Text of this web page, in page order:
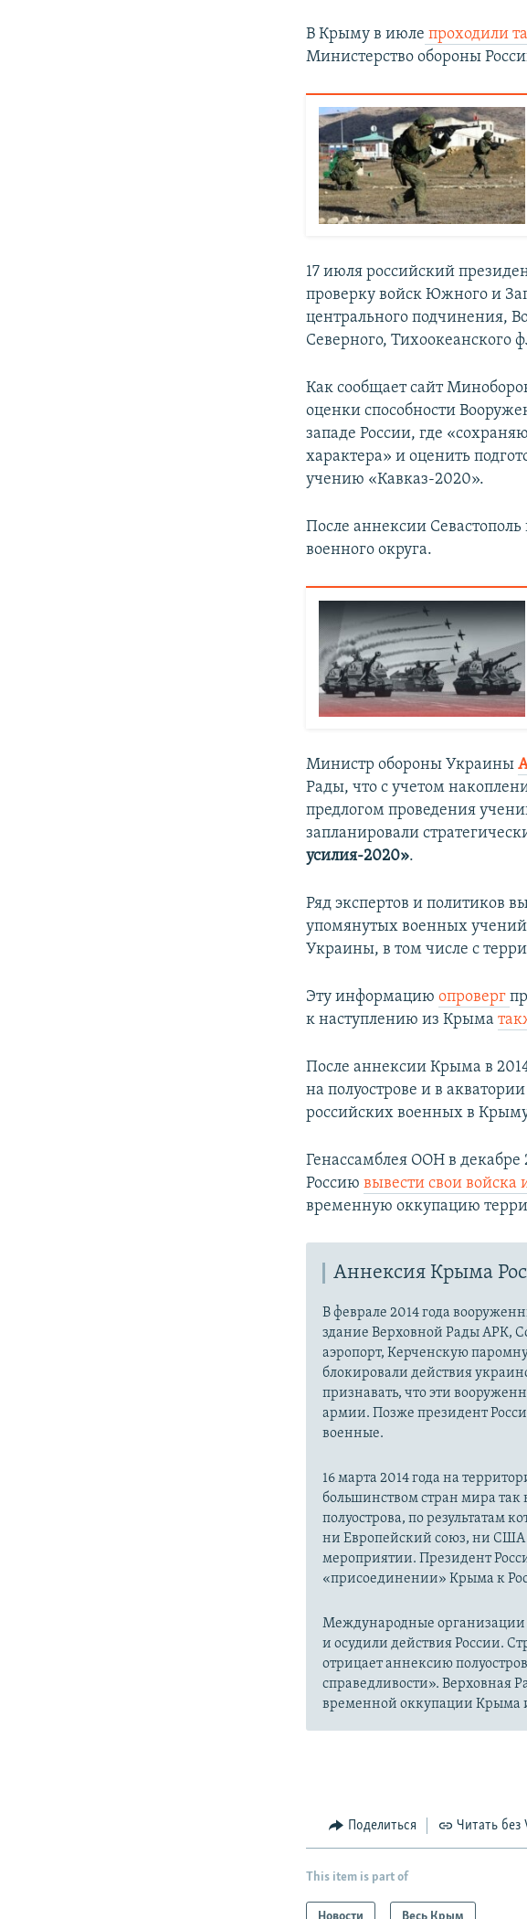
В Крыму в июле проходили
Министерство обороны
17 июля российский
проверку войск Южного и
центрального подчинения,
Северного, Тихоокеанского
Как сообщает сайт
оценки способности
западе России, где
характера» и оценить
учению «Кавказ-2020».
После аннексии
военного округа.
Министр обороны Украины
Рады, что с учетом
предлогом проведения
запланировали
усилия-2020».
Ряд экспертов и политиков
упомянутых военных учений
Украины, в том числе с
Эту информациюопроверг
к наступлению из Крыма
После аннексии Крыма в
на полуострове и в
российских военных в
Генассамблея ООН в
Россиювывести свои
временную оккупацию
Аннексия Крыма
В феврале 2014 года
здание Верховной Рады АРК,
аэропорт, Керченскую
блокировали действия
признавать, что эти
армии. Позже президент
военные.
16 марта 2014 года на
большинством стран мира
полуострова, по результатам
ни Европейский союз, ни США
мероприятии. Президент
«присоединении» Крыма к
Международные
и осудили действия России.
отрицает аннексию
справедливости». Верховная
временной оккупации Крыма и
Поделиться Читать без
This item is part of